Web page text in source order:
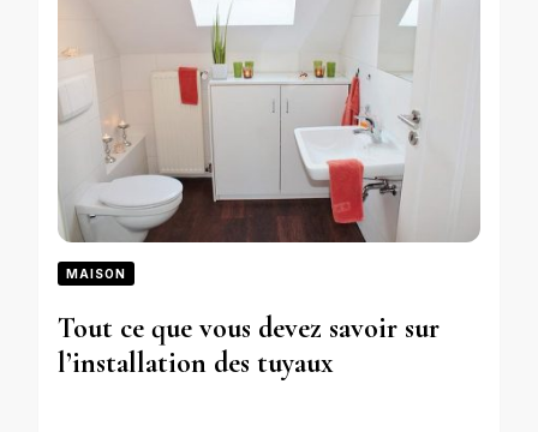
MAISON
Tout ce que vous devez savoir sur
l’installation des tuyaux